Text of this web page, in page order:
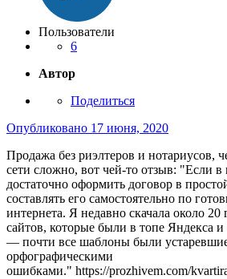
Пользователи
6
Автор
Поделиться
Опубликовано 17 июня, 2020
Продажа без риэлтеров и
сети сложно, вот чей-то отзыв: "Если
достаточно оформить договор в
составлять его самостоятельно по
интернета. Я недавно скачала около
сайтов, которые были в топе Яндекса
— почти все шаблоны были
орфографическими
ошибками." https://prozhivem.com/